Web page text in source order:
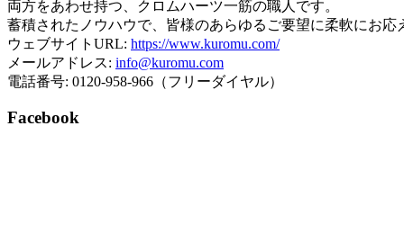
両方をあわせ持つ、クロムハーツ一筋の職人です。
蓄積されたノウハウで、皆様のあらゆるご要望に柔軟にお応
ウェブサイトURL: https://www.kuromu.com/
メールアドレス: info@kuromu.com
電話番号: 0120-958-966（フリーダイヤル）
Facebook